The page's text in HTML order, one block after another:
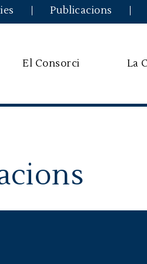
Publicacions
El Consorci La